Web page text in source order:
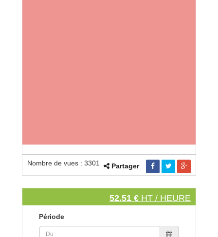
Nombre de vues : 3301 Partager
52.51 € HT / HEURE
Période